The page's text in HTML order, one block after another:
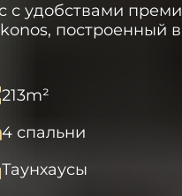
с удобствами
построенный
213m²
4 спальни
Таунхаусы